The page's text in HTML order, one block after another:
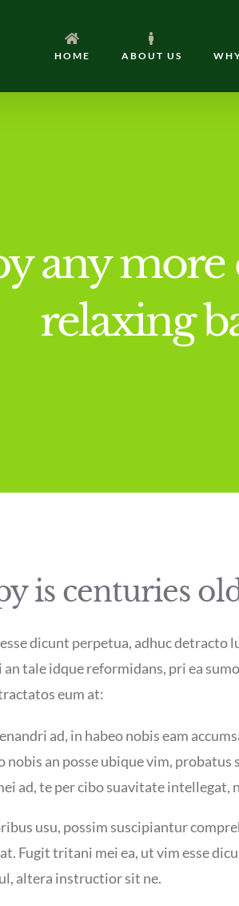
HOME ABOUT US
any more
relaxing
is centuries
dicunt perpetua, adhuc detracto
tale idque reformidans, pri ea
eum at:
ad, in habeo nobis eam
nobis an posse ubique vim, probatus
ad, te per cibo suavitate intellegat,
usu, possim suscipiantur
Fugit tritani mei ea, ut vim esse
altera instructior sit ne.